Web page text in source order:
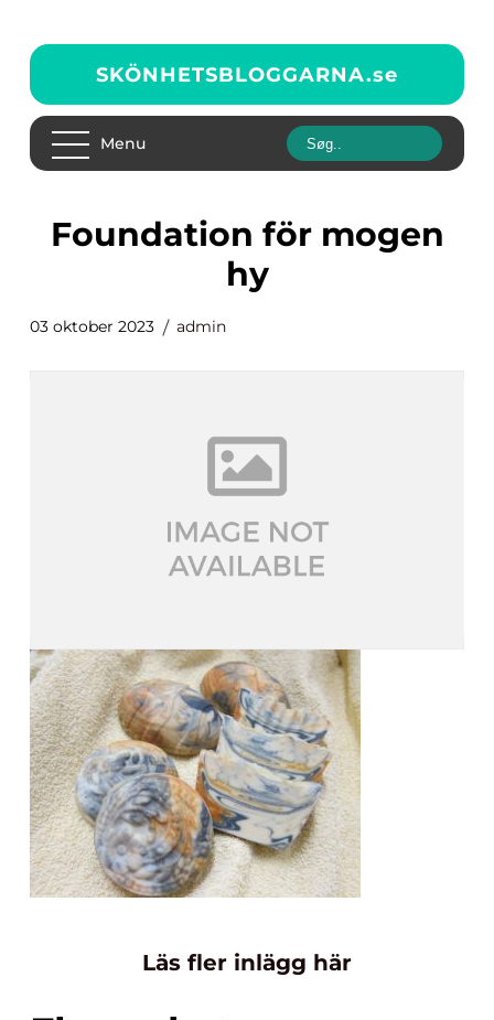
SKÖNHETSBLOGGARNA.se
Menu
foundation för mogen
hy
03 oktober 2023 admin
Läs fler inlägg här